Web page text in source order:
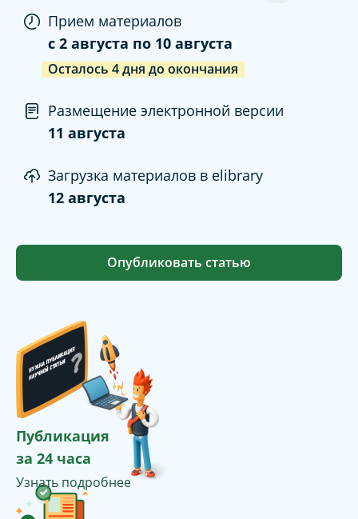
Прием материалов
c 2 августа по 10 августа
Осталось 4дня до окончания
Размещение электронной версии
11 августа
Загрузка материалов в elibrary
12 августа
Опубликовать статью
Публикация
за 24 часа
Узнать подробнее